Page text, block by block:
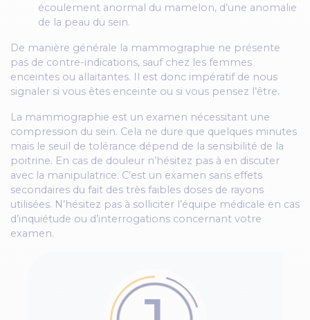
écoulement anormal du mamelon, d’une anomalie
de la peau du sein.
De manière générale la mammographie ne présente
pas de contre-indications, sauf chez les femmes
enceintes ou allaitantes. Il est donc impératif de nous
signaler si vous êtes enceinte ou si vous pensez l’être.
La mammographie est un examen nécessitant une
compression du sein. Cela ne dure que quelques minutes
mais le seuil de tolérance dépend de la sensibilité de la
poitrine. En cas de douleur n’hésitez pas à en discuter
avec la manipulatrice. C’est un examen sans effets
secondaires du fait des très faibles doses de rayons
utilisées. N’hésitez pas à solliciter l’équipe médicale en cas
d’inquiétude ou d’interrogations concernant votre
examen.